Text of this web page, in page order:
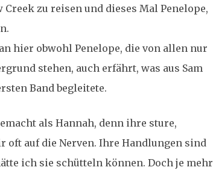
zu reisen und dieses Mal Penelope,
hier obwohl Penelope, die von allen nur
stehen, auch erfährt, was aus Sam
Band begleitete.
als Hannah, denn ihre sture,
auf die Nerven. Ihre Handlungen sind
ich sie schütteln können. Doch je mehr